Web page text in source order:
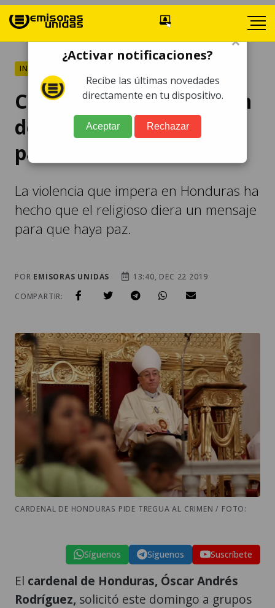
INTERNACIONALES
Cardenal le hace petición
de "tregua" al crimen
para la Navidad
La violencia que impera en Honduras ha
hecho que el religioso diera un mensaje
para que haya paz.
POR EMISORAS UNIDAS
13:40, DEC 22 2019
COMPARTIR:
CARDENAL DE HONDURAS PIDE TREGUA AL CRIMEN / FOTO:
Síguenos Síguenos Suscríbete
El cardenal de Honduras, Óscar Andrés
Rodríguez, solicitó este domingo a grupos
×
¿Activar notificaciones?
Recibe las últimas novedades
directamente en tu dispositivo.
Aceptar Rechazar